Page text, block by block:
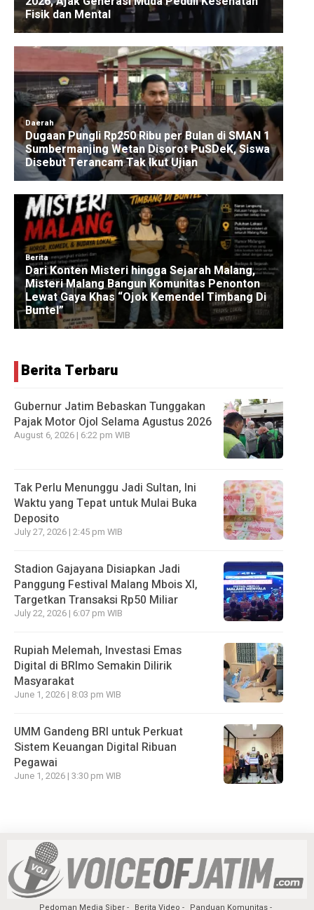
Berita Terbaru
Gubernur Jatim Bebaskan Tunggakan
Pajak Motor Ojol Selama Agustus 2026
August 6, 2026 | 6:22 pm WIB
Tak Perlu Menunggu Jadi Sultan, Ini
Waktu yang Tepat untuk Mulai Buka
Deposito
July 27, 2026 | 2:45 pm WIB
Stadion Gajayana Disiapkan Jadi
Panggung Festival Malang Mbois XI,
Targetkan Transaksi Rp50 Miliar
July 22, 2026 | 6:07 pm WIB
Rupiah Melemah, Investasi Emas
Digital di BRImo Semakin Dilirik
Masyarakat
June 1, 2026 | 8:03 pm WIB
UMM Gandeng BRI untuk Perkuat
Sistem Keuangan Digital Ribuan
Pegawai
June 1, 2026 | 3:30 pm WIB
Pedoman Media Siber Berita Video Panduan Komunitas